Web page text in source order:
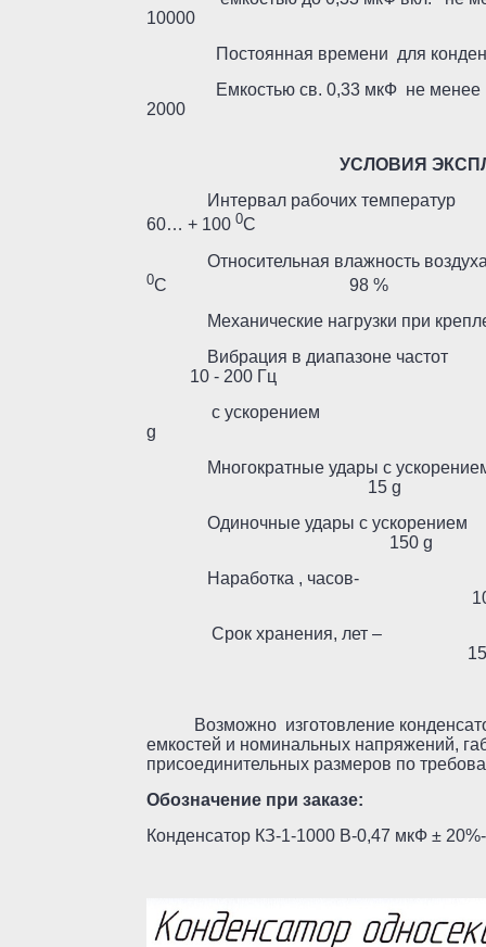
10000
Постоянная времени для
Емкостью св. 0,33 мкФ не
2000
УСЛОВИЯ
Интервал рабочих
60… + 100 0С
Относительная влажность
0С 98 %
Механические нагрузки при
Вибрация в
10 - 200 Гц
с
g
Многократные удары с
15 g
Одиночные удары с ускорением
150 g
Наработка , часов-
Срок хранения, лет –
15
Возможно изготовление
емкостей и номинальных напряжений,
присоединительных размеров по
Обозначение при заказе:
Конденсатор КЗ-1-1000 В-0,47 мкФ ±